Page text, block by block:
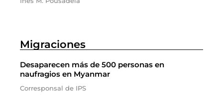
Migraciones
Desaparecen más de 500 personas en
naufragios en Myanmar
Corresponsal de IPS